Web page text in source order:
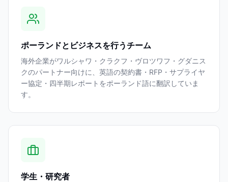
ポーランドとビジネスを行うチーム
海外企業がワルシャワ・クラクフ・ヴロツワフ・グダニス
クのパートナー向けに、英語の契約書・RFP・サプライヤ
ー協定・四半期レポートをポーランド語に翻訳していま
す。
学生・研究者